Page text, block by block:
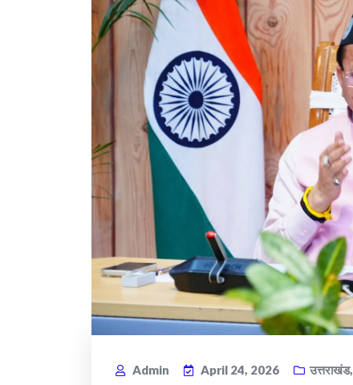
Admin April 24, 2026 उत्तराखंड,